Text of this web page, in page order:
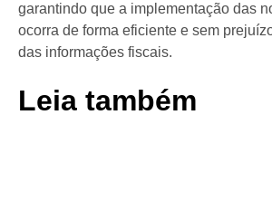
garantindo que a implementação das
ocorra de forma eficiente e sem
das informações fiscais.
Leia também